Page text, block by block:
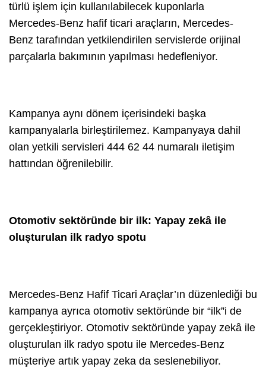
türlü işlem için kullanılabilecek kuponlarla
Mercedes-Benz hafif ticari araçların, Mercedes-
Benz tarafından yetkilendirilen servislerde orijinal
parçalarla bakımının yapılması hedefleniyor.
Kampanya aynı dönem içerisindeki başka
kampanyalarla birleştirilemez. Kampanyaya dahil
olan yetkili servisleri 444 62 44 numaralı iletişim
hattından öğrenilebilir.
Otomotiv sektöründe bir ilk: Yapay zekâ ile
oluşturulan ilk radyo spotu
Mercedes-Benz Hafif Ticari Araçlar’ın düzenlediği bu
kampanya ayrıca otomotiv sektöründe bir “ilk”i de
gerçekleştiriyor. Otomotiv sektöründe yapay zekâ ile
oluşturulan ilk radyo spotu ile Mercedes-Benz
müşteriye artık yapay zeka da seslenebiliyor.